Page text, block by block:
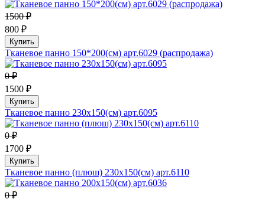
1500 ₽
800 ₽
Купить
Тканевое панно 150*200(см) арт.6029 (распродажа)
0 ₽
1500 ₽
Купить
Тканевое панно 230х150(см) арт.6095
0 ₽
1700 ₽
Купить
Тканевое панно (плюш) 230х150(см) арт.6110
0 ₽